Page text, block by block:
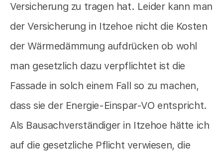
Versicherung zu tragen hat. Leider kann man
der Versicherung in Itzehoe nicht die Kosten
der Wärmedämmung aufdrücken ob wohl
man gesetzlich dazu verpflichtet ist die
Fassade in solch einem Fall so zu machen,
dass sie der Energie-Einspar-VO entspricht.
Als Bausachverständiger in Itzehoe hätte ich
auf die gesetzliche Pflicht verwiesen, die